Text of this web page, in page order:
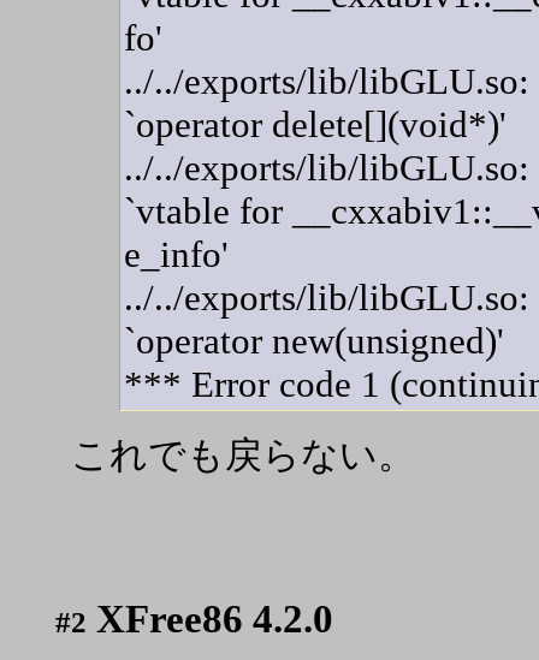
fo'
../../exports/lib/libGLU.so:
`operator delete[](void*)'
../../exports/lib/libGLU.so:
`vtable for
e_info'
../../exports/lib/libGLU.so:
`operator new(unsigned)'
*** Error code 1
これでも戻らない。
#2 XFree86 4.2.0